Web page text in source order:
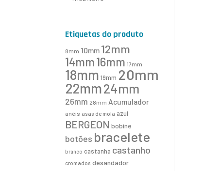
Etiquetas do produto
8mm 10mm 12mm
14mm16mm 17mm
18mm 19mm 20mm
22mm24mm
26mm 28mm Acumulador
anéis asas de mola azul
BERGEON bobine
botões bracelete
branco castanha castanho
cromados desandador